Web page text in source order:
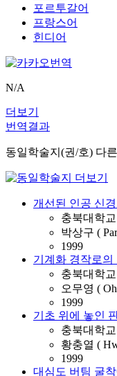
포르투갈어
프랑스어
힌디어
N/A
더보기
번역결과
동일학술지(권/호) 다
개선된 인공 신
충북대학
박상구 (
1999
기계화 경작로의
충북대학
오무영 (
1999
기초 위에 놓인
충북대학
황충열 (
1999
대심도 버팀 굴